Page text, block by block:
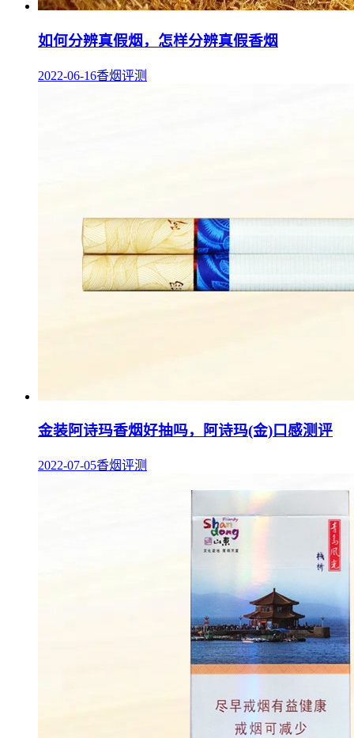
如何分辨真假烟，怎样分辨真假香烟
2022-06-16香烟评测
金装阿诗玛香烟好抽吗，阿诗玛(金)口感测评
2022-07-05香烟评测